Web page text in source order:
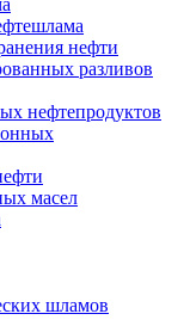
нефти
разливов
нефтепродуктов
масел
шламов